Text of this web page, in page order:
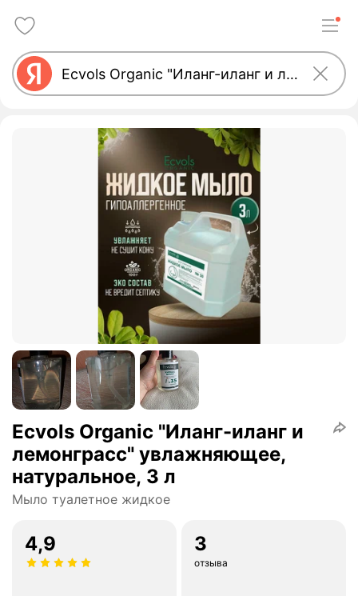
Ecvols Organic "Иланг-иланг и
лемонграсс" увлажняющее,
натуральное, 3 л
Мыло туалетное жидкое
4,9 3
отзыва